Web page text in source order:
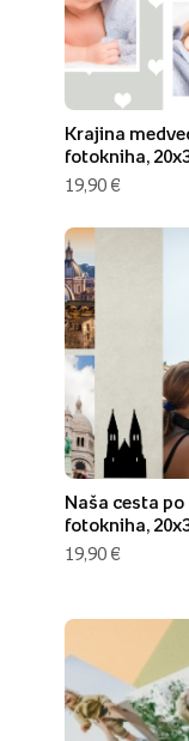
Krajina
fotokniha,
19,90 €
Naša cesta po
fotokniha,
19,90 €